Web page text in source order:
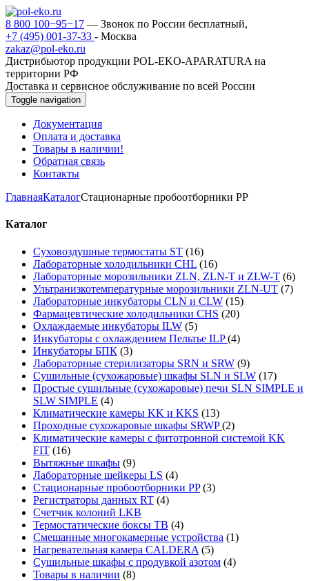
8 800 100−95−17 — Звонок по России бесплатный,
+7 (495) 001-37-33 - Москва
zakaz@pol-eko.ru
Дистрибьютор продукции POL-EKO-APARATURA на
территории РФ
Доставка и сервисное обслуживание по всей России
Toggle navigation
Документация
Оплата и доставка
Товары в наличии!
Обратная связь
Контакты
ГлавнаяКаталогСтационарные пробоотборники PP
Каталог
Суховоздушные термостаты ST (16)
Лабораторные холодильники CHL (16)
Лабораторные морозильники ZLN, ZLN-T и ZLW-T (6)
Ультранизкотемпературные морозильники ZLN-UT (7)
Лабораторные инкубаторы CLN и CLW (15)
Фармацевтические холодильники CHS (20)
Охлаждаемые инкубаторы ILW (5)
Инкубаторы с охлаждением Пельтье ILP(4)
Инкубаторы БПК (3)
Лабораторные стерилизаторы SRN и SRW (9)
Сушильные (сухожаровые) шкафы SLN и SLW (17)
Простые сушильные (сухожаровые) печи SLN SIMPLE и
SLW SIMPLE (4)
Климатические камеры KK и KKS (13)
Проходные сухожаровые шкафы SRWP(2)
Климатические камеры с фитотронной системой KK
FIT (16)
Вытяжные шкафы (9)
Лабораторные шейкеры LS (4)
Стационарные пробоотборники PP (3)
Регистраторы данных RT (4)
Счетчик колоний LKB
Термостатические боксы TB (4)
Смешанные многокамерные устройства (1)
Нагревательная камера CALDERA (5)
Сушильные шкафы с продувкой азотом (4)
Товары в наличии (8)